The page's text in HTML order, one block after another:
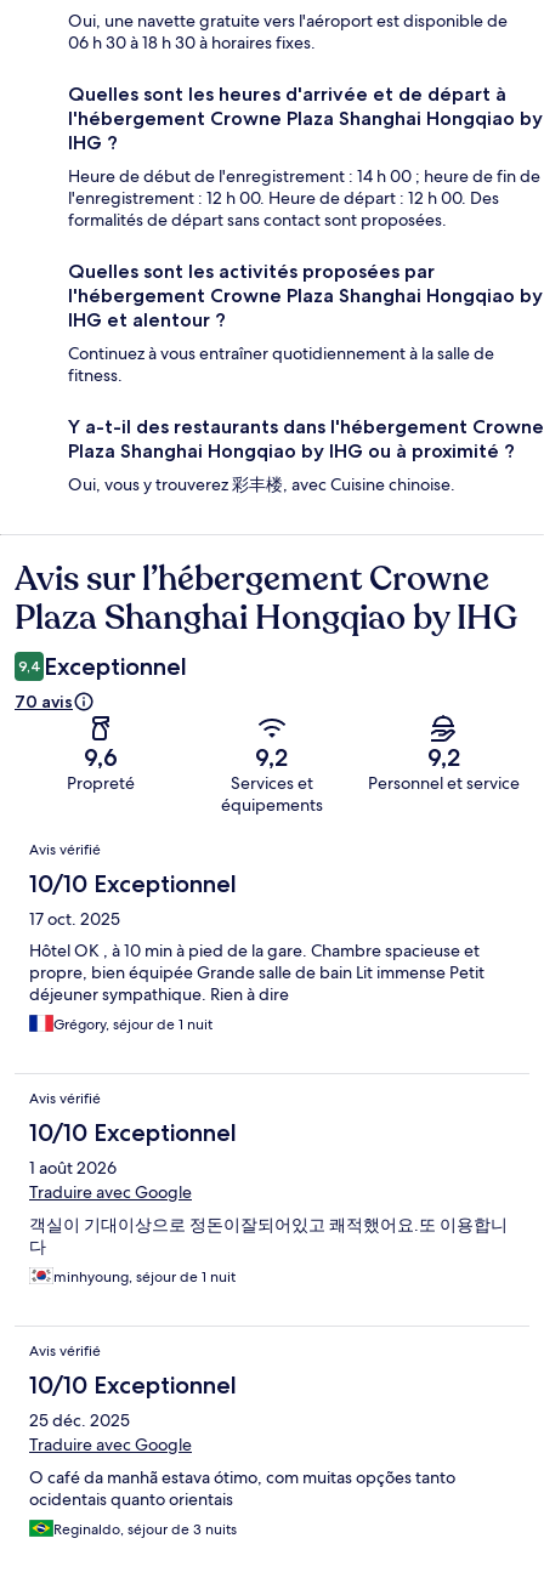
Oui, une navette gratuite vers l'aéroport est disponible de
06 h 30 à 18 h 30 à horaires fixes.
Quelles sont les heures d'arrivée et de départ à
l'hébergement Crowne Plaza Shanghai Hongqiao by
IHG ?
Heure de début de l'enregistrement : 14 h 00 ; heure de fin de
l'enregistrement : 12 h 00. Heure de départ : 12 h 00. Des
formalités de départ sans contact sont proposées.
Quelles sont les activités proposées par
l'hébergement Crowne Plaza Shanghai Hongqiao by
IHG et alentour ?
Continuez à vous entraîner quotidiennement à la salle de
fitness.
Y a-t-il des restaurants dans l'hébergement Crowne
Plaza Shanghai Hongqiao by IHG ou à proximité ?
Oui, vous y trouverez 彩丰楼, avec Cuisine chinoise.
Avis
Avis sur l’hébergement Crowne
Plaza Shanghai Hongqiao by IHG
9,4 Exceptionnel
70 avis
9,6
Propreté
9,2
Services et
équipements
9,2
Personnel et service
Avis
Avis vérifié
10/10 Exceptionnel
17 oct. 2025
Hôtel OK , à 10 min à pied de la gare. Chambre spacieuse et
propre, bien équipée Grande salle de bain Lit immense Petit
déjeuner sympathique. Rien à dire
Grégory, séjour de 1 nuit
Avis vérifié
10/10 Exceptionnel
1 août 2026
Traduire avec Google
객실이 기대이상으로 정돈이잘되어있고 쾌적했어요.또 이용합니
다
minhyoung, séjour de 1 nuit
Avis vérifié
10/10 Exceptionnel
25 déc. 2025
Traduire avec Google
O café da manhã estava ótimo, com muitas opções tanto
ocidentais quanto orientais
Reginaldo, séjour de 3 nuits